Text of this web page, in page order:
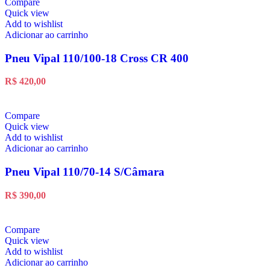
Compare
Quick view
Add to wishlist
Adicionar ao carrinho
Pneu Vipal 110/100-18 Cross CR 400
R$ 420,00
Compare
Quick view
Add to wishlist
Adicionar ao carrinho
Pneu Vipal 110/70-14 S/Câmara
R$ 390,00
Compare
Quick view
Add to wishlist
Adicionar ao carrinho